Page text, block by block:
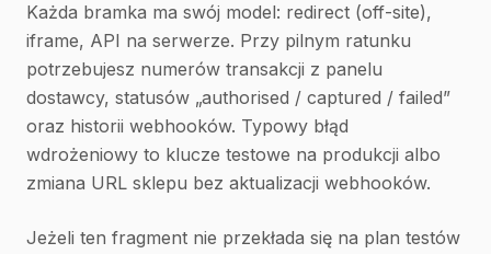
Każda bramka ma swój model: redirect (off-site),
iframe, API na serwerze. Przy pilnym ratunku
potrzebujesz numerów transakcji z panelu
dostawcy, statusów „authorised / captured / failed”
oraz historii webhooków. Typowy błąd
wdrożeniowy to klucze testowe na produkcji albo
zmiana URL sklepu bez aktualizacji webhooków.
Jeżeli ten fragment nie przekłada się na plan testów